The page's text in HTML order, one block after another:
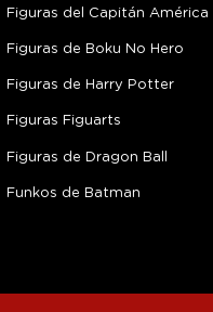
Figuras del Capitán América
Figuras de Boku No Hero
Figuras de Harry Potter
Figuras Figuarts
Figuras de Dragon Ball
Funkos de Batman